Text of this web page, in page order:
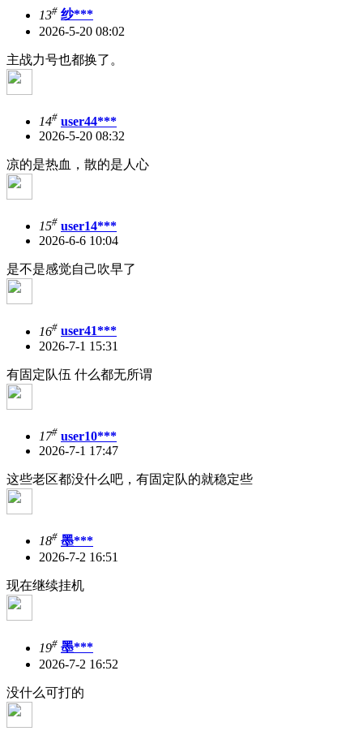
13# 纱***
2026-5-20 08:02
主战力号也都换了。
14# user44***
2026-5-20 08:32
凉的是热血，散的是人心
15# user14***
2026-6-6 10:04
是不是感觉自己吹早了
16# user41***
2026-7-1 15:31
有固定队伍 什么都无所谓
17# user10***
2026-7-1 17:47
这些老区都没什么吧，有固定队的就稳定些
18# 墨***
2026-7-2 16:51
现在继续挂机
19# 墨***
2026-7-2 16:52
没什么可打的